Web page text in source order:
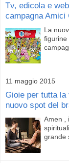
Tv, edicola e
campagna Amici
La
figurine
11 maggio 2015
Gioie per tutta
nuovo spot del
Amen ,
grande